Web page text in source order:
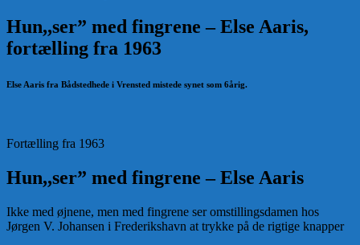
Hun,,ser” med fingrene – Else Aaris,
fortælling fra 1963
Else Aaris fra Bådstedhede i Vrensted mistede synet som 6årig.
Fortælling fra 1963
Hun,,ser” med fingrene – Else Aaris
Ikke med øjnene, men med fingrene ser omstillingsdamen hos
Jørgen V. Johansen i Frederikshavn at trykke på de rigtige knapper